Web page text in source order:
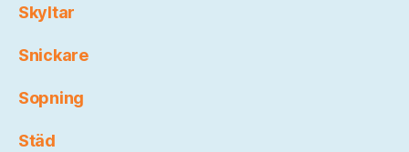
Skyltar
Snickare
Sopning
Städ